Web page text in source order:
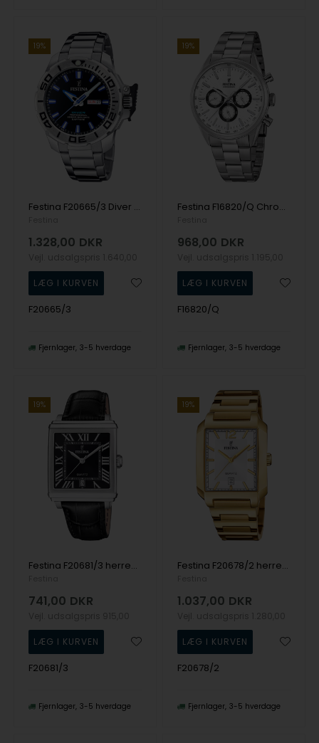
19%
Festina F20665/3 Diver herre dykkerur 46mm 20ATM
1.328,00 DKR
F20665/3
Fjernlager 3-5 hverdage
19%
Festina F16820/Q Chronograph herreur 44mm 5ATM
968,00 DKR
F16820/Q
Fjernlager 3-5 hverdage
19%
Festina F20681/3 herreur Quartz Square 39mm 5ATM
741,00 DKR
F20681/3
Fjernlager 3-5 hverdage
19%
Festina F20678/2 herreur Quartz Square 36mm 5ATM
1.037,00 DKR
F20678/2
Fjernlager 3-5 hverdage